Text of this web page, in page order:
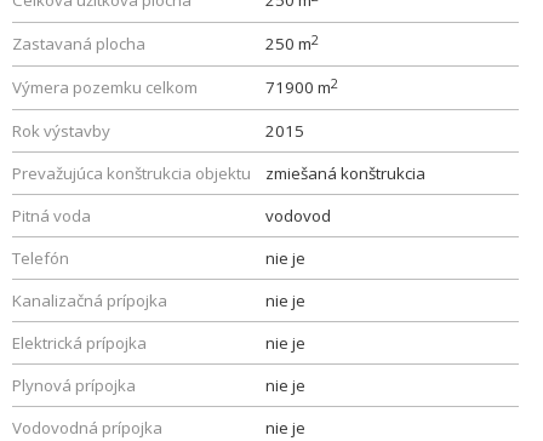
Zastavaná plocha 250 m2
Výmera pozemku celkom 71900 m2
Rok výstavby
2015
Prevažujúca konštrukcia objektu
zmiešaná konštrukcia
Pitná voda
vodovod
Telefón
nie je
Kanalizačná prípojka
nie je
Elektrická prípojka
nie je
Plynová prípojka
nie je
Vodovodná prípojka
nie je